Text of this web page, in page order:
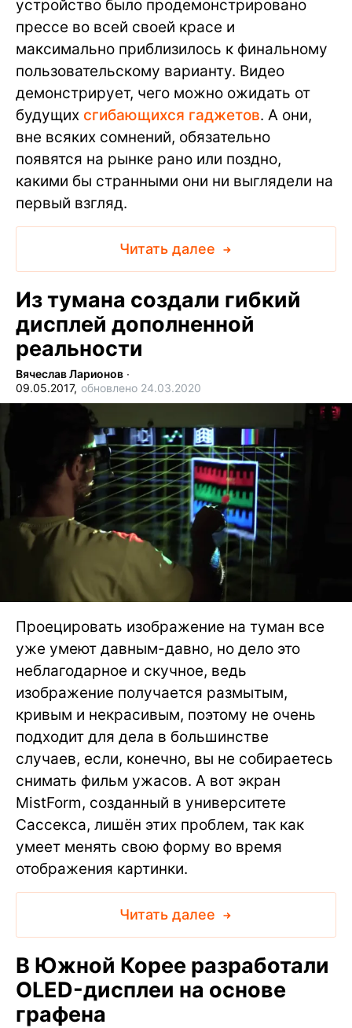
устройство было продемонстрировано
прессе во всей своей красе и
максимально приблизилось к финальному
пользовательскому варианту. Видео
демонстрирует, чего можно ожидать от
будущих сгибающихся гаджетов. А они,
вне всяких сомнений, обязательно
появятся на рынке рано или поздно,
какими бы странными они ни выглядели на
первый взгляд.
Читать далее
Из тумана создали гибкий
дисплей дополненной
реальности
Вячеслав Ларионов ∙
09.05.2017, обновлено 24.03.2020
Проецировать изображение на туман все
уже умеют давным-давно, но дело это
неблагодарное и скучное, ведь
изображение получается размытым,
кривым и некрасивым, поэтому не очень
подходит для дела в большинстве
случаев, если, конечно, вы не собираетесь
снимать фильм ужасов. А вот экран
MistForm, созданный в университете
Сассекса, лишён этих проблем, так как
умеет менять свою форму во время
отображения картинки.
Читать далее
В Южной Корее разработали
OLED-дисплеи на основе
графена